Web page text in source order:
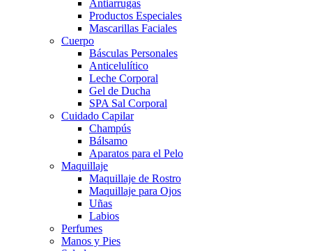
Antiarrugas
Productos Especiales
Mascarillas Faciales
Cuerpo
Básculas Personales
Anticelulítico
Leche Corporal
Gel de Ducha
SPA Sal Corporal
Cuidado Capilar
Champús
Bálsamo
Aparatos para el Pelo
Maquillaje
Maquillaje de Rostro
Maquillaje para Ojos
Uñas
Labios
Perfumes
Manos y Pies